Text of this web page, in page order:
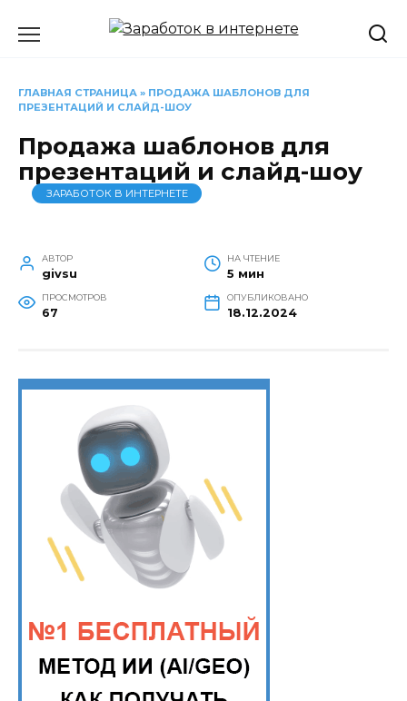
ГЛАВНАЯ СТРАНИЦА » ПРОДАЖА ШАБЛОНОВ ДЛЯ
ПРЕЗЕНТАЦИЙ И СЛАЙД-ШОУ
Продажа шаблонов для
презентаций и слайд-шоу
ЗАРАБОТОК В ИНТЕРНЕТЕ
АВТОР
givsu
НА ЧТЕНИЕ
5 мин
ПРОСМОТРОВ
67
ОПУБЛИКОВАНО
18.12.2024